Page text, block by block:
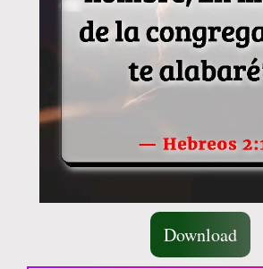
Download